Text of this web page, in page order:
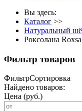
Вы здесь:
Каталог >>
Натуральный
Роксолана
Фильтр товаров
ФильтрСортировка
Найдено товаров:
Цена (руб.)